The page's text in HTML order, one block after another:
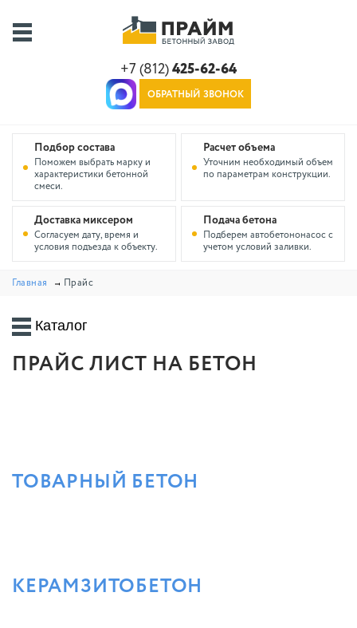
+7 (812) 425-62-64
ОБРАТНЫЙ ЗВОНОК
Подбор состава
Поможем выбрать марку и
характеристики бетонной
смеси.
Расчет объема
Уточним необходимый объем
по параметрам конструкции.
Доставка миксером
Согласуем дату, время и
условия подъезда к объекту.
Подача бетона
Подберем автобетононасос с
учетом условий заливки.
Главная Прайс
Каталог
ПРАЙС ЛИСТ НА БЕТОН
ТОВАРНЫЙ БЕТОН
КЕРАМЗИТОБЕТОН